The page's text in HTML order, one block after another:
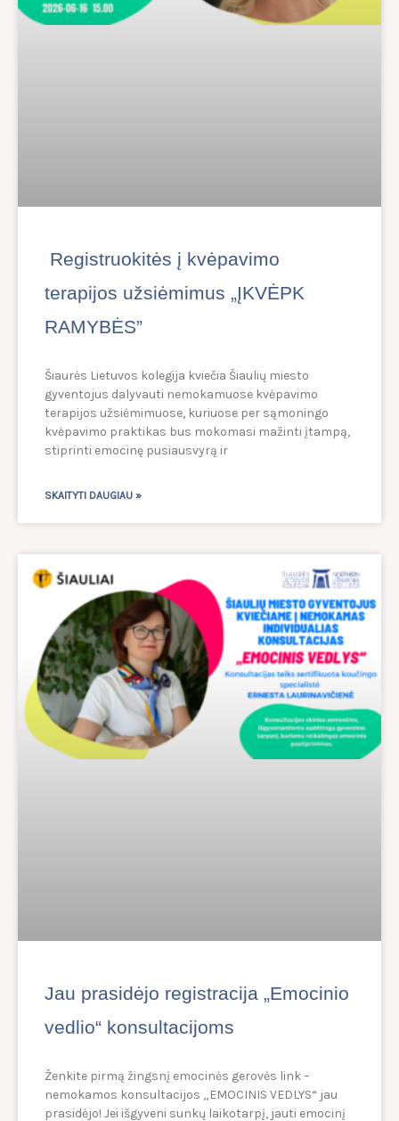
Registruokitės į kvėpavimo
terapijos užsiėmimus „ĮKVĖPK
RAMYBĖS”
Šiaurės Lietuvos kolegija kviečia Šiaulių miesto
gyventojus dalyvauti nemokamuose kvėpavimo
terapijos užsiėmimuose, kuriuose per sąmoningo
kvėpavimo praktikas bus mokomasi mažinti įtampą,
stiprinti emocinę pusiausvyrą ir
SKAITYTI DAUGIAU »
Jau prasidėjo registracija „Emocinio
vedlio“ konsultacijoms
Ženkite pirmą žingsnį emocinės gerovės link –
nemokamos konsultacijos „EMOCINIS VEDLYS“ jau
prasidėjo! Jei išgyveni sunkų laikotarpį, jauti emocinį